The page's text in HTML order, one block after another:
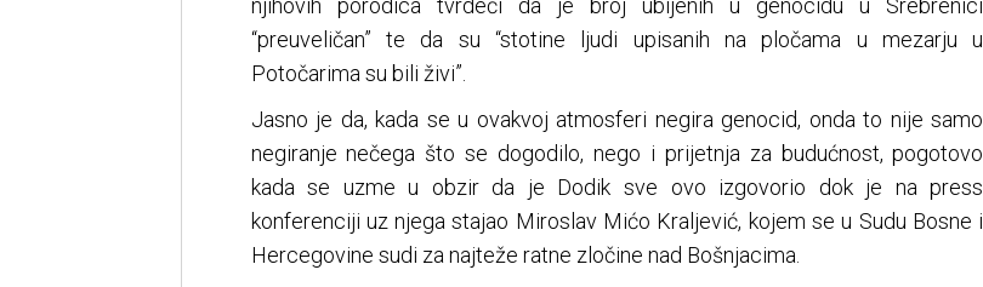
njihovih porodica tvrdeći da je broj ubijenih u genocidu u Srebrenici
“preuveličan” te da su “stotine ljudi upisanih na pločama u mezarju u
Potočarima su bili živi”.
Jasno je da, kada se u ovakvoj atmosferi negira genocid, onda to nije samo
negiranje nečega što se dogodilo, nego i prijetnja za budućnost, pogotovo
kada se uzme u obzir da je Dodik sve ovo izgovorio dok je na press
konferenciji uz njega stajao Miroslav Mićo Kraljević, kojem se u Sudu Bosne i
Hercegovine sudi za najteže ratne zločine nad Bošnjacima.